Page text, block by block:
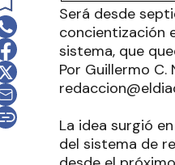
Será desde
concientización
sistema, que
Por Guillermo C.
La idea surgió
del sistema de